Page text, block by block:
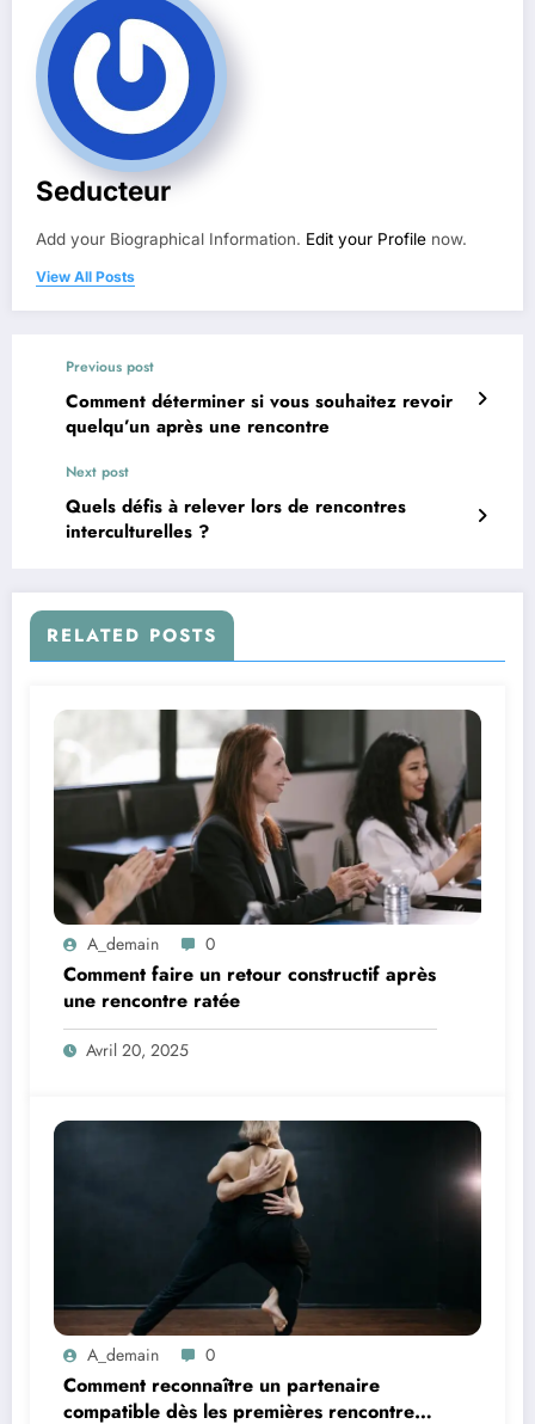
Seducteur
Add your Biographical Information. Edit your Profile now.
View All Posts
Previous post
Comment déterminer si vous souhaitez revoir
quelqu’un après une rencontre
Next post
Quels défis à relever lors de rencontres
interculturelles ?
RELATED POSTS
A_demain 0
Comment faire un retour constructif après
une rencontre ratée
Avril 20, 2025
A_demain 0
Comment reconnaître un partenaire
compatible dès les premières rencontres